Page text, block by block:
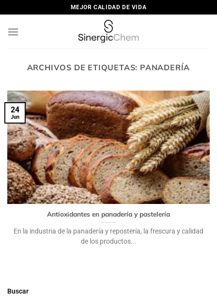
al
contenido
MEJOR CALIDAD DE VIDA
ARCHIVOS DE ETIQUETAS: PANADERÍA
Antioxidantes en panadería y pastelería
En la industria de la panadería y repostería, la frescura y calidad
de los productos...
24
Jun
Buscar